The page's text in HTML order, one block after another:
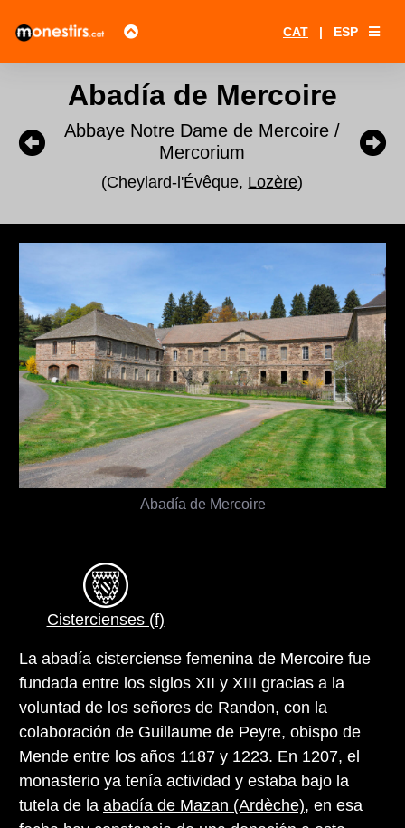
CAT | ESP
Abadía de Mercoire
Abbaye Notre Dame de Mercoire /
Mercorium
(Cheylard-l'Évêque, Lozère)
Abadía de Mercoire
Cistercienses (f)
La abadía cisterciense femenina de Mercoire fue
fundada entre los siglos XII y XIII gracias a la
voluntad de los señores de Randon, con la
colaboración de Guillaume de Peyre, obispo de
Mende entre los años 1187 y 1223. En 1207, el
monasterio ya tenía actividad y estaba bajo la
tutela de la abadía de Mazan (Ardèche), en esa